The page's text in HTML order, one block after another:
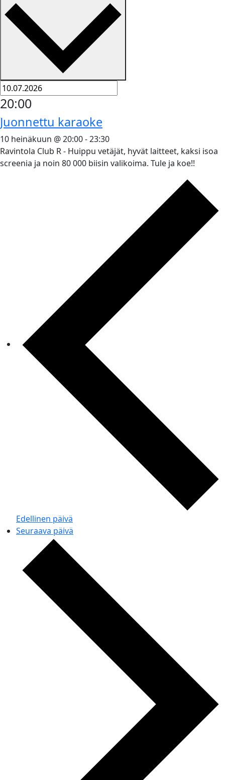
20:00
Juonnettu karaoke
10 heinäkuun @ 20:00-23:30
Ravintola Club R - Huippu vetäjät, hyvät laitteet, kaksi isoa
screenia ja noin 80 000 biisin valikoima. Tule ja koe!!
Edellinen päivä
Seuraava päivä